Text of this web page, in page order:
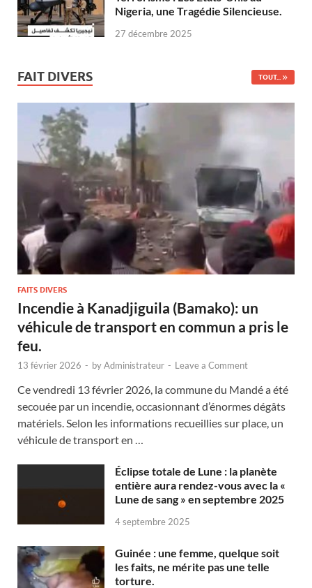
Nigeria, une Tragédie Silencieuse.
27 décembre 2025
FAIT DIVERS TOUT...
FAITS DIVERS
Incendie à Kanadjiguila (Bamako): un
véhicule de transport en commun a pris le
feu.
13 février 2026 - byAdministrateur - Leave a Comment
Ce vendredi 13 février 2026, la commune du Mandé a été
secouée par un incendie, occasionnant d’énormes dégâts
matériels. Selon les informations recueillies sur place, un
véhicule de transport en …
Éclipse totale de Lune : la planète
entière aura rendez-vous avec la «
Lune de sang » en septembre 2025
4 septembre 2025
Guinée : une femme, quelque soit
les faits, ne mérite pas une telle
torture.